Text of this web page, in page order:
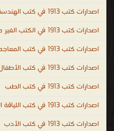
الأحياء إلخ،، ال العلمية
اصدارات كتب 1913 في كتب الهندسة والتكنولوجيا
اصدارات كتب 1913 في الكتب الغير مصنّفة
اصدارات كتب 1913 في كتب المعاجم واللغات
اصدارات كتب 1913 في كتب الأطفال قصص ومجلات
اصدارات كتب 1913 في كتب الطب
اصدارات كتب 1913 في كتب اللياقة البدنية والصحة العامة
اصدارات كتب 1913 في كتب الأدب